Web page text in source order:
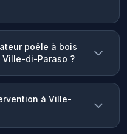
poêle à bois
di-Paraso ?
à Ville-